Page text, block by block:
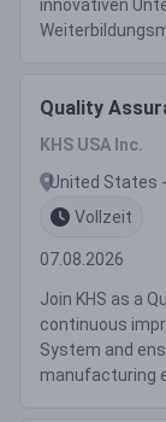
innovativen
Quality
KHS USA Inc.
United States
Vollzeit
07.08.2026
Join KHS as a
continuous
System and
manufacturing